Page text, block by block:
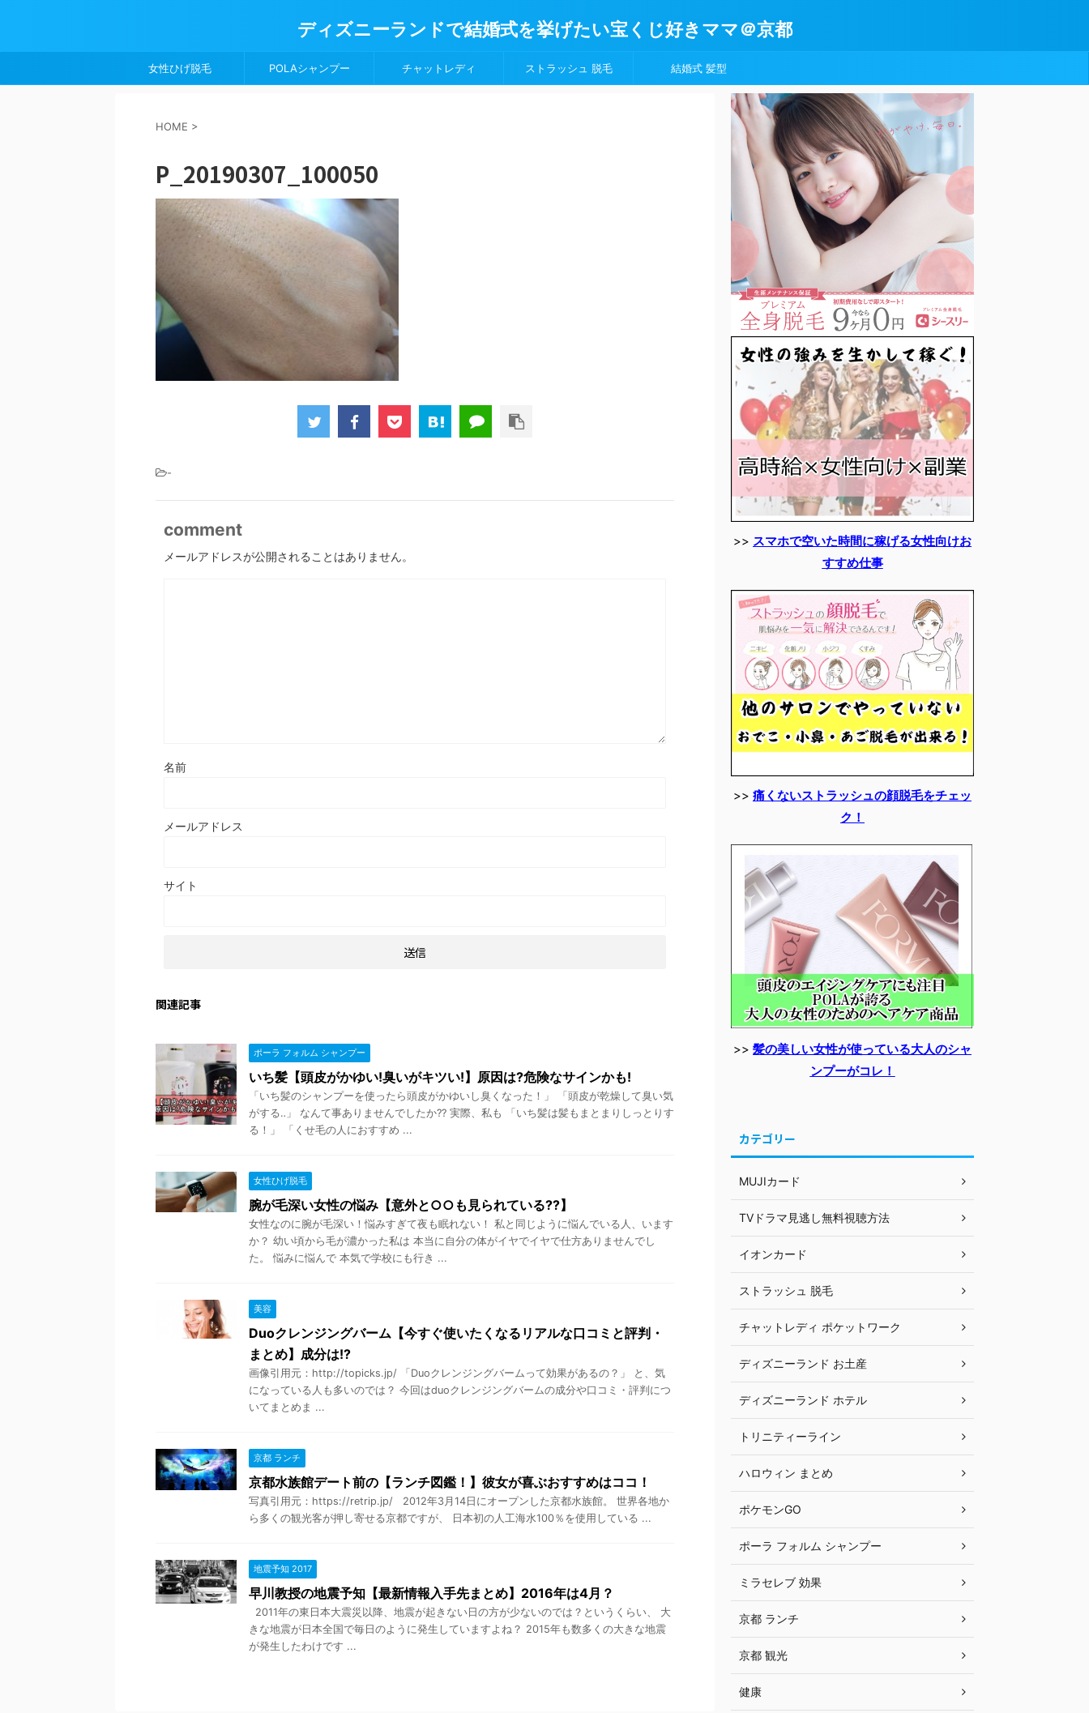
ディズニーランドで結婚式を挙げたい宝くじ好きママ＠京都
女性ひげ脱毛 POLAシャンプー チャットレディ ストラッシュ 脱毛 結婚式 髪型
HOME >
P_20190307_100050
-
comment
メールアドレスが公開されることはありません。
名前
メールアドレス
サイト
関連記事
ポーラ フォルム シャンプー
いち髪【頭皮がかゆい!臭いがキツい!】原因は?危険なサインかも!
「いち髪のシャンプーを使ったら頭皮がかゆいし臭くなった！」 「頭皮が乾燥して臭い気
がする‥」 なんて事ありませんでしたか?? 実際、私も 「いち髪は髪もまとまりしっとりす
る！」 「くせ毛の人におすすめ ...
女性ひげ脱毛
腕が毛深い女性の悩み【意外と○○も見られている??】
女性なのに腕が毛深い！悩みすぎて夜も眠れない！ 私と同じように悩んでいる人、います
か？ 幼い頃から毛が濃かった私は 本当に自分の体がイヤでイヤで仕方ありませんでし
た。 悩みに悩んで 本気で学校にも行き ...
美容
Duoクレンジングバーム【今すぐ使いたくなるリアルな口コミと評判・
まとめ】成分は!?
画像引用元：http://topicks.jp/ 「Duoクレンジングバームって効果があるの？」 と、気
になっている人も多いのでは？ 今回はduoクレンジングバームの成分や口コミ・評判につ
いてまとめま ...
京都 ランチ
京都水族館デート前の【ランチ図鑑！】彼女が喜ぶおすすめはココ！
写真引用元：https://retrip.jp/ 2012年3月14日にオープンした京都水族館。 世界各地か
ら多くの観光客が押し寄せる京都ですが、 日本初の人工海水100％を使用している ...
地震予知 2017
早川教授の地震予知【最新情報入手先まとめ】2016年は4月？
2011年の東日本大震災以降、地震が起きない日の方が少ないのでは？というくらい、 大
きな地震が日本全国で毎日のように発生していますよね？ 2015年も数多くの大きな地震
が発生したわけです ...
>> スマホで空いた時間に稼げる女性向けお
すすめ仕事
>> 痛くないストラッシュの顔脱毛をチェッ
ク！
>> 髪の美しい女性が使っている大人のシャ
ンプーがコレ！
カテゴリー
MUJIカード
TVドラマ見逃し無料視聴方法
イオンカード
ストラッシュ 脱毛
チャットレディ ポケットワーク
ディズニーランド お土産
ディズニーランド ホテル
トリニティーライン
ハロウィン まとめ
ポケモンGO
ポーラ フォルム シャンプー
ミラセレブ 効果
京都 ランチ
京都 観光
健康